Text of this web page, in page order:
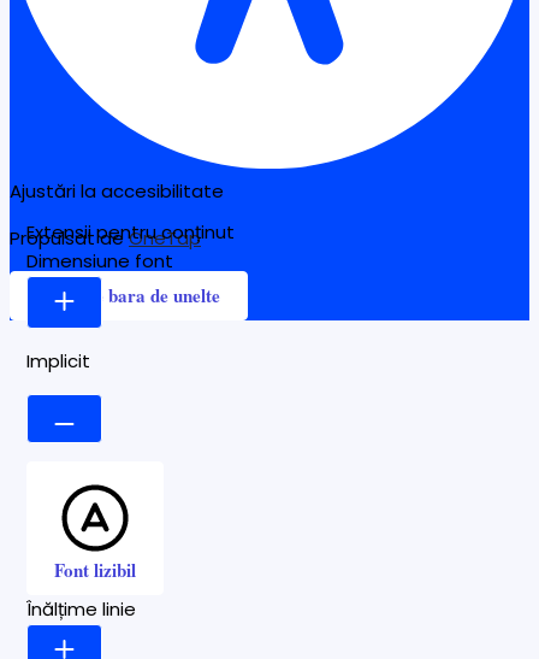
Ajustări la accesibilitate
Propulsat deOneTap
Ascunde bara de unelte
Extensii pentru conținut
Dimensiune font
Implicit
Font lizibil
Înălțime linie